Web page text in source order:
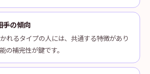
手の傾向
れるタイプの人には、共通する特徴があり
の補完性が鍵です。